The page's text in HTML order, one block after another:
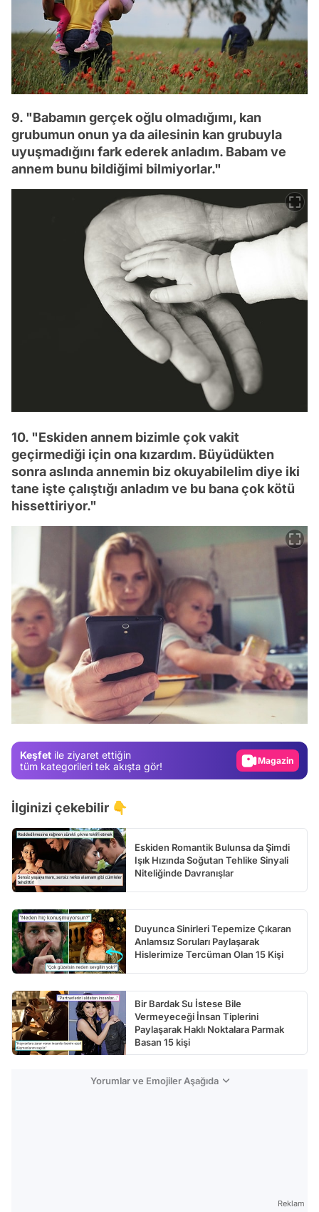
9. "Babamın gerçek oğlu olmadığımı, kan
grubumun onun ya da ailesinin kan grubuyla
uyuşmadığını fark ederek anladım. Babam ve
annem bunu bildiğimi bilmiyorlar."
10. "Eskiden annem bizimle çok vakit
geçirmediği için ona kızardım. Büyüdükten
sonra aslında annemin biz okuyabilelim diye iki
tane işte çalıştığı anladım ve bu bana çok kötü
hissettiriyor."
Keşfet ile ziyaret ettiğin
tüm kategorileri tek akışta gör!
Video
Test
Video
İlginizi çekebilir 👇
Eskiden Romantik Bulunsa da Şimdi
Işık Hızında Soğutan Tehlike Sinyali
Niteliğinde Davranışlar
Duyunca Sinirleri Tepemize Çıkaran
Anlamsız Soruları Paylaşarak
Hislerimize Tercüman Olan 15 Kişi
Bir Bardak Su İstese Bile
Vermeyeceği İnsan Tiplerini
Paylaşarak Haklı Noktalara Parmak
Basan 15 kişi
Yorumlar ve Emojiler Aşağıda
Reklam